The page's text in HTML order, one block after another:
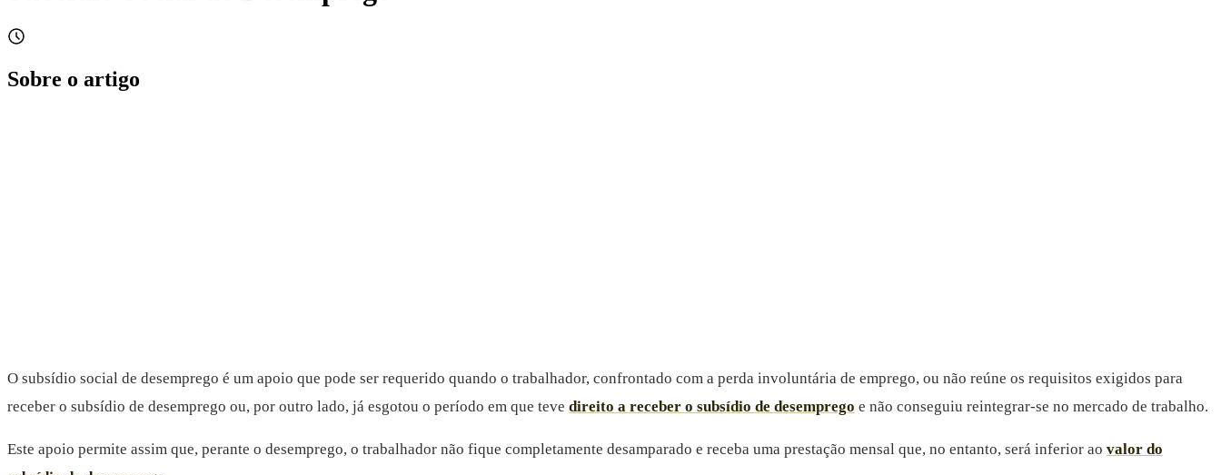
Sobre o artigo
O subsídio social de desemprego é um apoio que pode ser requerido quando o trabalhador, confrontado com a perda involuntária de emprego, ou não reúne os requisitos exigidos para
receber o subsídio de desemprego ou, por outro lado, já esgotou o período em que teve direito a receber o subsídio de desemprego e não conseguiu reintegrar-se no mercado de trabalho.
Este apoio permite assim que, perante o desemprego, o trabalhador não fique completamente desamparado e receba uma prestação mensal que, no entanto, será inferior ao valor do